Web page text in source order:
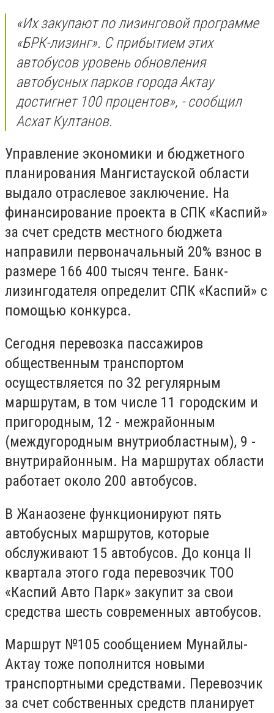
«Их закупают по лизинговой программе
«БРК-лизинг». С прибытием этих
автобусов уровень обновления
автобусных парков города Актау
достигнет 100 процентов», - сообщил
Асхат Култанов.
Управление экономики и бюджетного
планирования Мангистауской области
выдало отраслевое заключение. На
финансирование проекта в СПК «Каспий»
за счет средств местного бюджета
направили первоначальный 20% взнос в
размере 166 400 тысяч тенге. Банк-
лизингодателя определит СПК «Каспий» с
помощью конкурса.
Сегодня перевозка пассажиров
общественным транспортом
осуществляется по 32 регулярным
маршрутам, в том числе 11 городским и
пригородным, 12 - межрайонным
(междугородным внутриобластным), 9 -
внутрирайонным. На маршрутах области
работает около 200 автобусов.
В Жанаозене функционируют пять
автобусных маршрутов, которые
обслуживают 15 автобусов. До конца II
квартала этого года перевозчик ТОО
«Каспий Авто Парк» закупит за свои
средства шесть современных автобусов.
Маршрут №105 сообщением Мунайлы-
Актау тоже пополнится новыми
транспортными средствами. Перевозчик
за счет собственных средств планирует